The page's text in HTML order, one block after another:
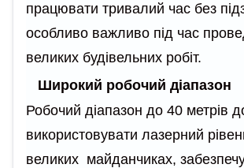
працювати тривалий час без
особливо важливо під час
великих будівельних робіт.
Широкий робочий діапазон
Робочий діапазон до 40 метрів
використовувати лазерний
великих майданчиках,